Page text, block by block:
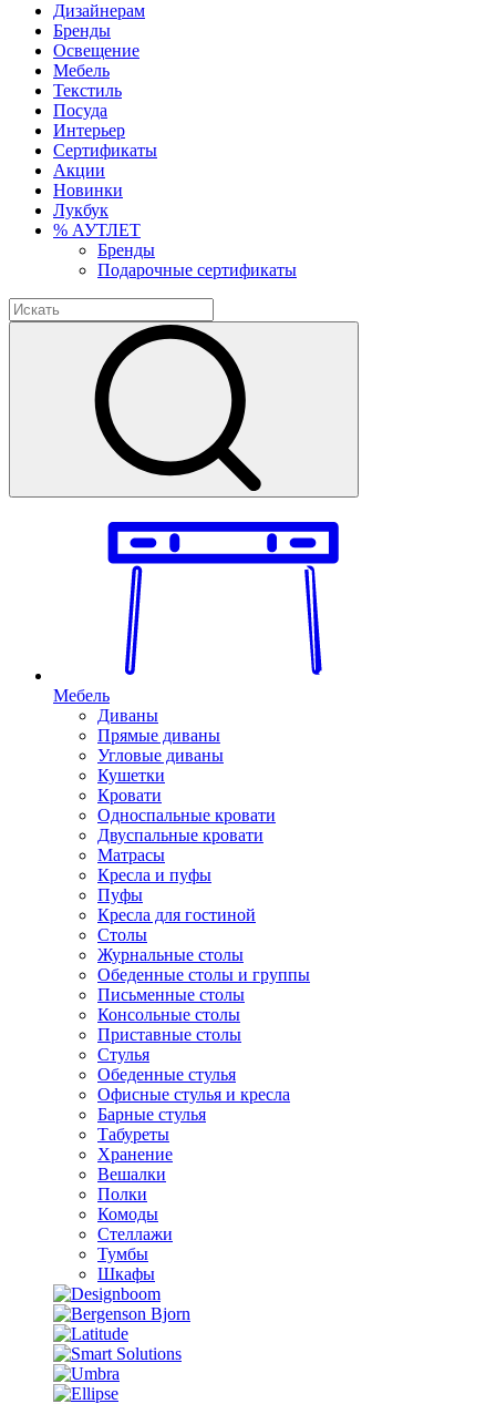
Дизайнерам
Бренды
Освещение
Мебель
Текстиль
Посуда
Интерьер
Сертификаты
Акции
Новинки
Лукбук
% АУТЛЕТ
Бренды
Подарочные сертификаты
Мебель
Диваны
Прямые диваны
Угловые диваны
Кушетки
Кровати
Односпальные кровати
Двуспальные кровати
Матрасы
Кресла и пуфы
Пуфы
Кресла для гостиной
Столы
Журнальные столы
Обеденные столы и группы
Письменные столы
Консольные столы
Приставные столы
Стулья
Обеденные стулья
Офисные стулья и кресла
Барные стулья
Табуреты
Хранение
Вешалки
Полки
Комоды
Стеллажи
Тумбы
Шкафы